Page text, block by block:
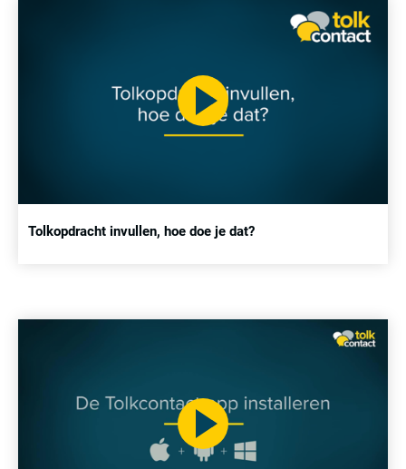
Tolkopdracht invullen, hoe doe je dat?